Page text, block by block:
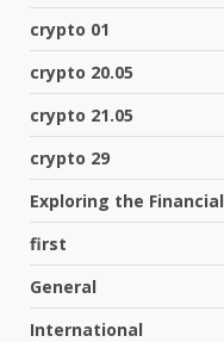
crypto 01
crypto 20.05
crypto 21.05
crypto 29
Exploring the Financial
first
General
International